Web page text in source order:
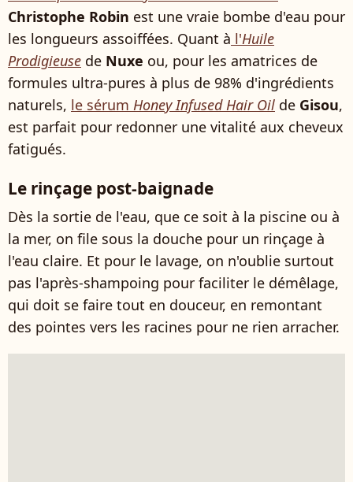
Christophe Robin est une vraie bombe d'eau pour
les longueurs assoiffées. Quant à l'Huile
Prodigieuse de Nuxe ou, pour les amatrices de
formules ultra-pures à plus de 98% d'ingrédients
naturels, le sérum Honey Infused Hair Oil de Gisou,
est parfait pour redonner une vitalité aux cheveux
fatigués.
Le rinçage post-baignade
Dès la sortie de l'eau, que ce soit à la piscine ou à
la mer, on file sous la douche pour un rinçage à
l'eau claire. Et pour le lavage, on n'oublie surtout
pas l'après-shampoing pour faciliter le démêlage,
qui doit se faire tout en douceur, en remontant
des pointes vers les racines pour ne rien arracher.